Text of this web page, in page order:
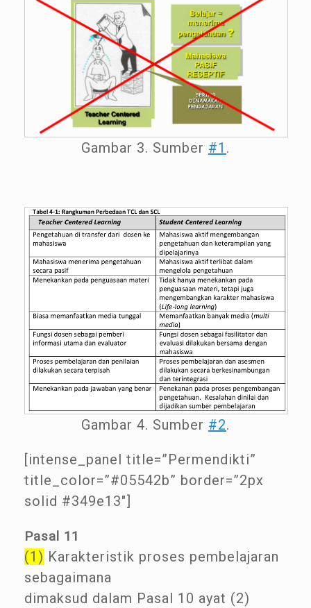
Gambar 3. Sumber #1 .
Gambar 4. Sumber #2.
[intense_panel title=”Permendikti”
title_color=”#05542b” border=”2px
solid #349e13″]
Pasal 11
(1) Karakteristik proses pembelajaran
sebagaimana
dimaksud dalam Pasal 10 ayat (2)